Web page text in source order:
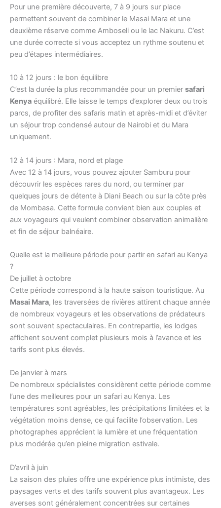
Pour une première découverte, 7 à 9 jours sur place
permettent souvent de combiner le Masai Mara et une
deuxième réserve comme Amboseli ou le lac Nakuru. C’est
une durée correcte si vous acceptez un rythme soutenu et
peu d’étapes intermédiaires.
10 à 12 jours : le bon équilibre
C’est la durée la plus recommandée pour un premier safari
Kenya équilibré. Elle laisse le temps d’explorer deux ou trois
parcs, de profiter des safaris matin et après-midi et d’éviter
un séjour trop condensé autour de Nairobi et du Mara
uniquement.
12 à 14 jours : Mara, nord et plage
Avec 12 à 14 jours, vous pouvez ajouter Samburu pour
découvrir les espèces rares du nord, ou terminer par
quelques jours de détente à Diani Beach ou sur la côte près
de Mombasa. Cette formule convient bien aux couples et
aux voyageurs qui veulent combiner observation animalière
et fin de séjour balnéaire.
Quelle est la meilleure période pour partir en safari au Kenya
?
De juillet à octobre
Cette période correspond à la haute saison touristique. Au
Masai Mara, les traversées de rivières attirent chaque année
de nombreux voyageurs et les observations de prédateurs
sont souvent spectaculaires. En contrepartie, les lodges
affichent souvent complet plusieurs mois à l’avance et les
tarifs sont plus élevés.
De janvier à mars
De nombreux spécialistes considèrent cette période comme
l’une des meilleures pour un safari au Kenya. Les
températures sont agréables, les précipitations limitées et la
végétation moins dense, ce qui facilite l’observation. Les
photographes apprécient la lumière et une fréquentation
plus modérée qu’en pleine migration estivale.
D’avril à juin
La saison des pluies offre une expérience plus intimiste, des
paysages verts et des tarifs souvent plus avantageux. Les
averses sont généralement concentrées sur certaines